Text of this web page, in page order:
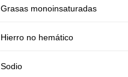
Grasas monoinsaturadas
Hierro no hemático
Sodio